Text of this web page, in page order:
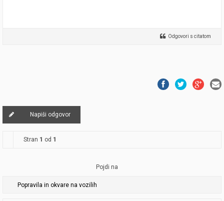
Odgovori s citatom
Napiši odgovor
Stran 1 od 1
Pojdi na